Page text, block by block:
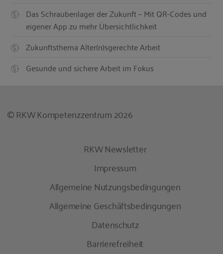
Das Schraubenlager der Zukunft – Mit QR-Codes und
eigener App zu mehr Übersichtlichkeit
Zukunftsthema Alter(n)sgerechte Arbeit
Gesunde und sichere Arbeit im Fokus
© RKW Kompetenzzentrum 2026
RKW Newsletter
Impressum
Allgemeine Nutzungsbedingungen
Allgemeine Geschäftsbedingungen
Datenschutz
Barrierefreiheit